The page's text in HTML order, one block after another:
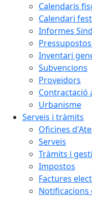
Calendaris
Calendari
Informes
Inventari
Subvencions
Proveïdors
Contractació
Urbanisme
Serveis i tràmits
Oficines
Serveis
Tràmits i
Impostos
Factures
Notificacions